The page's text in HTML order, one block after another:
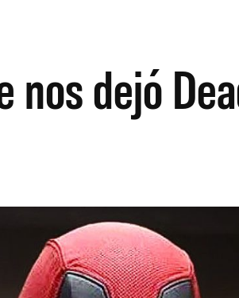
nos dejó